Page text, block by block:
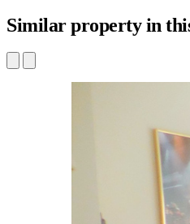
Similar property in